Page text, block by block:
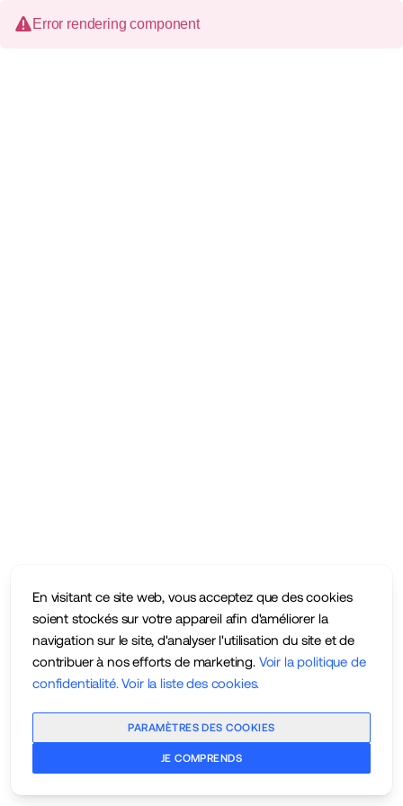
En visitant ce site web, vous acceptez que des cookies
soient stockés sur votre appareil afin d'améliorer la
navigation sur le site, d'analyser l'utilisation du site et de
contribuer à nos efforts de marketing. Voir la politique de
confidentialité. Voir la liste des cookies.
PARAMÈTRES DES COOKIES
JE COMPRENDS
Error rendering component